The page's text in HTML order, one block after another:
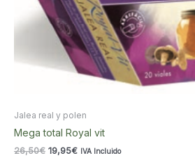
Jalea real y polen
Mega total Royal vit
26,50€ El
19,95€ElIVA Incluido